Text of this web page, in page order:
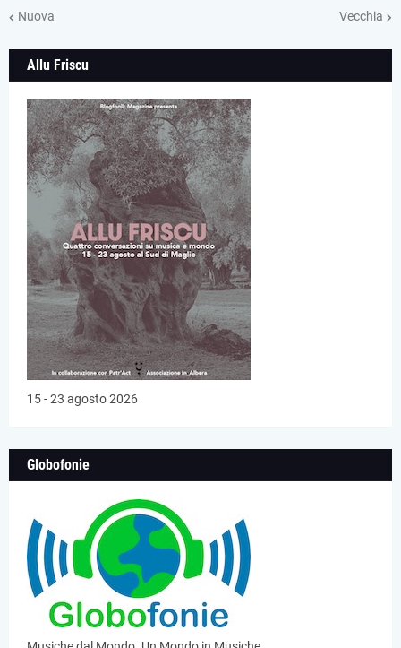
Nuova Vecchia
Allu Friscu
15 - 23 agosto 2026
Globofonie